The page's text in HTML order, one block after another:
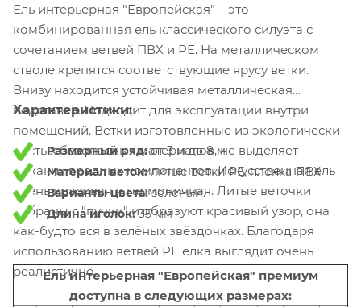
Ель интерьерная "Европейская" – это
комбинированная ель классического силуэта с
сочетанием ветвей ПВХ и РЕ. На металлическом
стволе крепятся соответствующие ярусу ветки.
Внизу находится устойчивая металлическая
подставка.Подходит для эксплуатации внутри
помещений. Ветки изготовленные из экологически
чистых безопасных материалов, не выделяет
никаких вредных компонентов.Искусственная ель
очень красивая и гармоничная. Литые веточки
собраны с "пучки" и образуют красивый узор, она
как-будто вся в зелёных звёздочках. Благодаря
использованию ветвей РЕ елка выглядит очень
реалистично.
Характеристики:
Размерный ряд:от 3 м до 8 м
Материал веток:литые ветки РЕ, пленка-ПВХ
Варианты цвета:зеленый.
Длина иголок:35 мм
Ель интерьерная "Европейская" премиум
доступна в следующих размерах: